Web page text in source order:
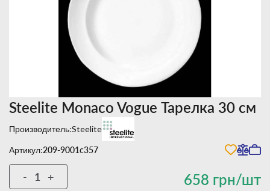
Steelite Monaco Vogue Тарелка 30 см
Производитель:Steelite
Артикул:209-9001c357
658 грн/шт
- +